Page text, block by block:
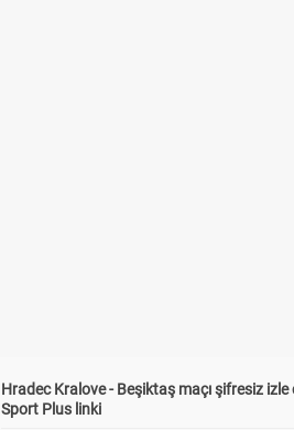
Hradec Kralove - Beşiktaş maçı şifresiz izle
Sport Plus linki